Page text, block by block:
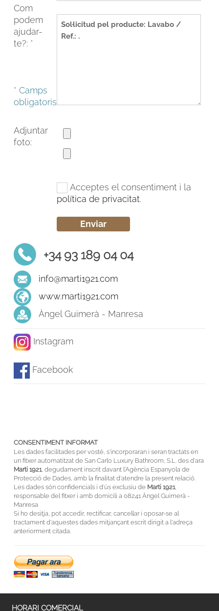
INSTAGRAM
Com
podem
ajudar-
te?: *
* Camps
obligatoris
Adjuntar
foto:
Acceptes el consentiment i la
política de privacitat.
+34 93 189 04 04
info@marti1921.com
www.marti1921.com
Àngel Guimerà - Manresa
Instagram
Facebook
CONSENTIMENT INFORMAT
Les dades facilitades per vostè, s'incorporaran i seran tractats en
un fitxer automatitzat de San Carlo Luxury Bathroom, S.L. des d'ara
Marti 1921, degudament inscrit davant l'Agència Espanyola de
Protecció de Dades, amb la finalitat d'atendre la present relació.
Les dades són confidencials i d'ús exclusiu de Marti 1921,
responsable del fitxer i amb domicili a 08241 Àngel Guimerà -
Manresa
Si ho desitja, pot accedir, rectificar, cancel·lar i oposar-se al
tractament d'aquestes dades mitjançant escrit dirigit a l'adreça
anteriorment citada.
HORARI COMERCIAL